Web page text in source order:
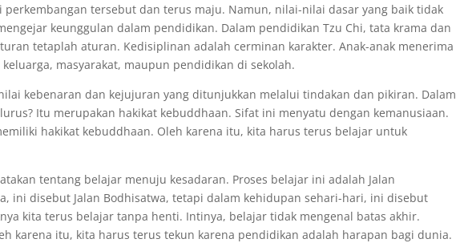
perkembangan tersebut dan terus maju. Namun, nilai-nilai dasar yang baik tidak
keunggulan dalam pendidikan. Dalam pendidikan Tzu Chi, tata krama dan
tetaplah aturan. Kedisiplinan adalah cerminan karakter. Anak-anak menerima
masyarakat, maupun pendidikan di sekolah.
kebenaran dan kejujuran yang ditunjukkan melalui tindakan dan pikiran. Dalam
Itu merupakan hakikat kebuddhaan. Sifat ini menyatu dengan kemanusiaan.
hakikat kebuddhaan. Oleh karena itu, kita harus terus belajar untuk
tentang belajar menuju kesadaran. Proses belajar ini adalah Jalan
ini disebut Jalan Bodhisatwa, tetapi dalam kehidupan sehari-hari, ini disebut
kita terus belajar tanpa henti. Intinya, belajar tidak mengenal batas akhir.
karena itu, kita harus terus tekun karena pendidikan adalah harapan bagi dunia.